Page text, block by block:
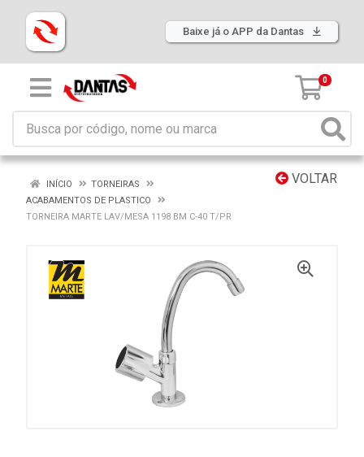
Baixe já o APP da Dantas
0
VOLTAR
INÍCIO
TORNEIRAS
ACABAMENTOS DE PLASTICO
TORNEIRA MARTE LAV/MESA 1198 BM C-40 T/PR